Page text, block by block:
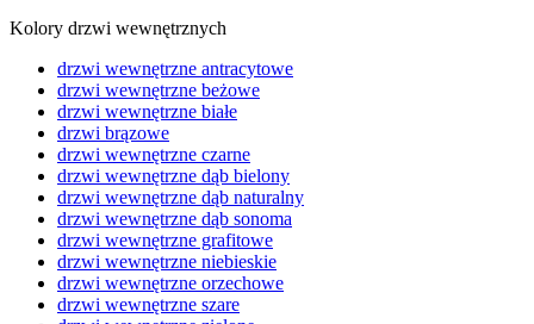
Kolory drzwi wewnętrznych
drzwi wewnętrzne antracytowe
drzwi wewnętrzne beżowe
drzwi wewnętrzne białe
drzwi brązowe
drzwi wewnętrzne czarne
drzwi wewnętrzne dąb bielony
drzwi wewnętrzne dąb naturalny
drzwi wewnętrzne dąb sonoma
drzwi wewnętrzne grafitowe
drzwi wewnętrzne niebieskie
drzwi wewnętrzne orzechowe
drzwi wewnętrzne szare